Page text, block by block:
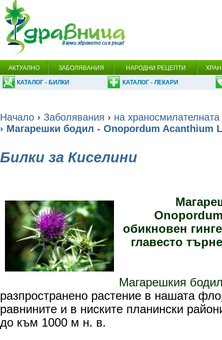
АКТУАЛНО ЗАБОЛЯВАНИЯ НАРОДНИ РЕЦЕПТИ
КАТАЛОГ - БИЛКИ КАТАЛОГ - ЛЕКАРИ
Начало › Заболявания › на
› Магарешки бодил - Onopordum Acanthium
Билки за Киселини
обикновен
главесто
Магарешкия
разпространено растение в нашата
равнините и в ниските планински
до към 1000 м н. в.